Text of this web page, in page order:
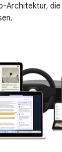
Architektur,